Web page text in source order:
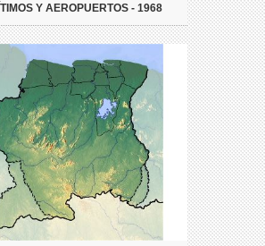
Y AEROPUERTOS - 1968